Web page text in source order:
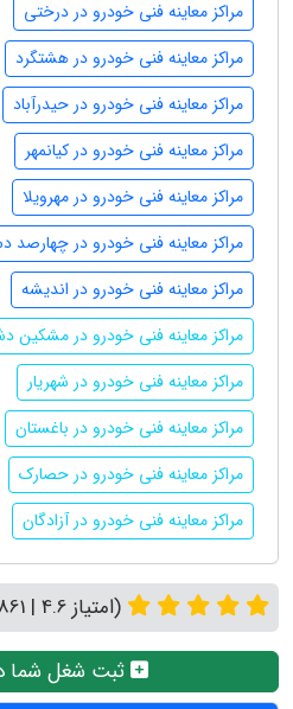
مراکز معاینه فنی خودرو در درختی
مراکز معاینه فنی خودرو در هشتگرد
مراکز معاینه فنی خودرو در حیدرآباد
مراکز معاینه فنی خودرو در کیانمهر
مراکز معاینه فنی خودرو در مهرویلا
مراکز معاینه فنی خودرو در چهارصد
مراکز معاینه فنی خودرو در اندیشه
مراکز معاینه فنی خودرو در مشکین
مراکز معاینه فنی خودرو در شهریار
مراکز معاینه فنی خودرو در باغستان
مراکز معاینه فنی خودرو در حصارک
مراکز معاینه فنی خودرو در آزادگان
(امتیاز 4.6 | 29861 رای)
ثبت شغل شما